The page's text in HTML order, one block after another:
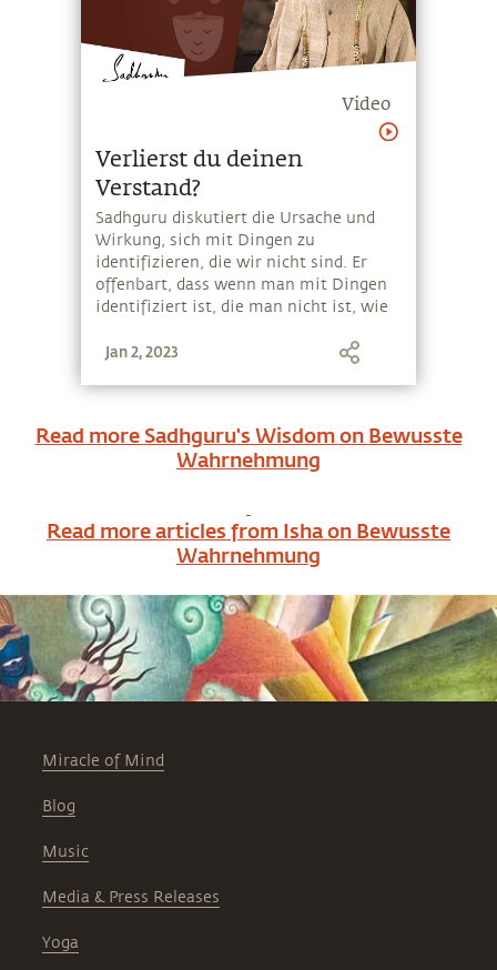
Video
Verlierst du deinen
Verstand?
Sadhguru diskutiert die Ursache und
Wirkung, sich mit Dingen zu
identifizieren, die wir nicht sind. Er
offenbart, dass wenn man mit Dingen
identifiziert ist, die man nicht ist, wie
etc., ein ruhiger Geist praktisch zu
Sadhguru spricht von der Shoonya
einen kleinen Abstand von seinen
Gedanken gewinnen kann.
Jan 2, 2023
Read more Sadhguru's Wisdom on Bewusste
Wahrnehmung
Read more articles from Isha on Bewusste
Wahrnehmung
Miracle of Mind
Blog
Music
Media & Press Releases
Yoga